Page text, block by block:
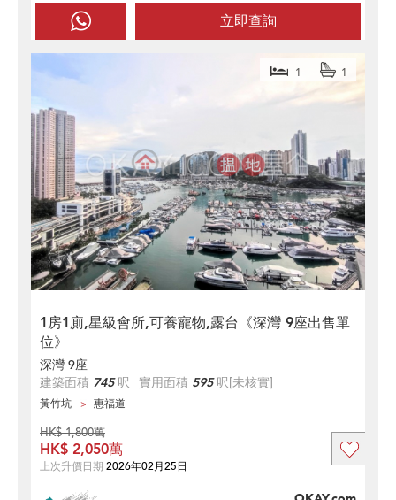
立即查詢
1房1廁,星級會所,可養寵物,露台《深灣 9座出售單
位》
1 1
深灣 9座
建築面積 745呎 實用面積 595呎[未核實]
黃竹坑 惠福道
HK$ 1,800萬
HK$ 2,050萬
上次升價日期 2026年02月25日